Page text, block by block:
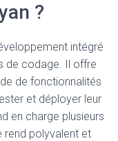
?
intégré
de codage. Il offre
de fonctionnalités
et déployer leur
en charge plusieurs
rend polyvalent et